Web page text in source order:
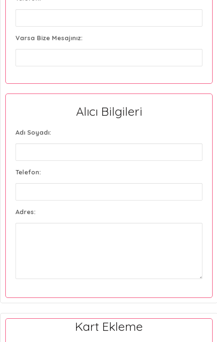
Varsa Bize Mesajınız:
Alıcı Bilgileri
Adı Soyadı:
Telefon:
Adres:
Kart Ekleme